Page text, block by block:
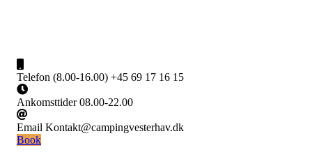
Camping Vesterhav
En campingplads lige ved Vesterhavet
Telefon (8.00-16.00) +45 69 17 16 15
Ankomsttider 08.00-22.00
Email Kontakt@campingvesterhav.dk
Book